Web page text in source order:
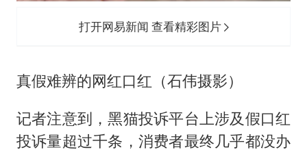
打开网易新闻 查看精彩图片
真假难辨的网红口红（石伟摄影）
记者注意到，黑猫投诉平台上涉及假口红
投诉量超过千条，消费者最终几乎都没办